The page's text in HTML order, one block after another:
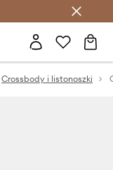
Crossbody i listonoszki